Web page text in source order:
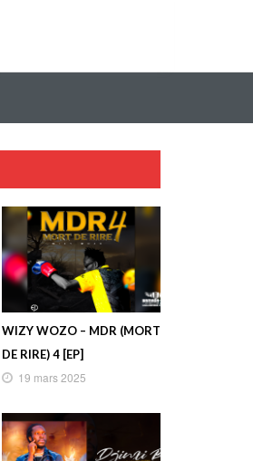
WIZY WOZO – MDR (MORT
DE RIRE) 4 [EP]
19 mars 2025